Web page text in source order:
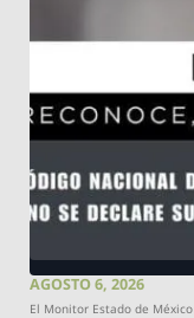
AGOSTO 6, 2026
El Monitor Estado de México